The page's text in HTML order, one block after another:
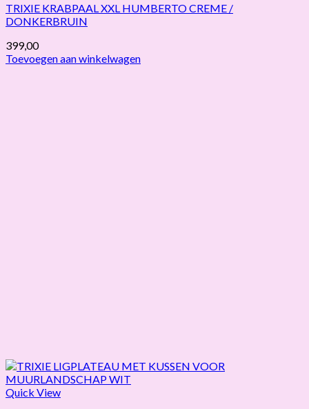
TRIXIE KRABPAAL XXL HUMBERTO CREME /
DONKERBRUIN
399,00
Toevoegen aan winkelwagen
Quick View